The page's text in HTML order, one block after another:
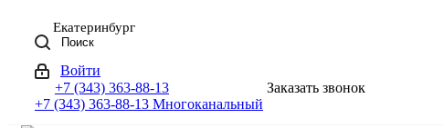
Екатеринбург
Поиск
Войти
+7 (343) 363-88-13
+7 (343) 363-88-13 Многоканальный
Заказать звонок